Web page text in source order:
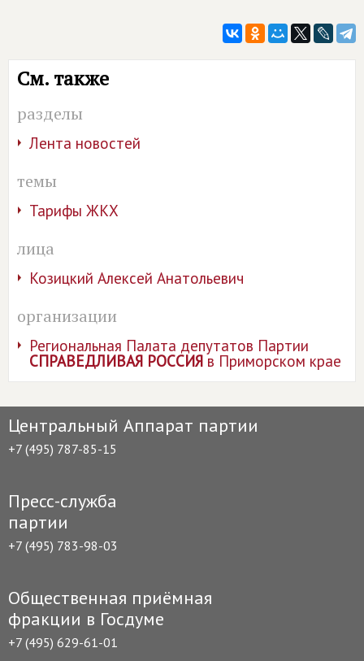
См. также
разделы
Лента новостей
темы
Тарифы ЖКХ
лица
Козицкий Алексей Анатольевич
организации
Региональная Палата депутатов Партии
СПРАВЕДЛИВАЯ РОССИЯв Приморском крае
Центральный Аппарат партии
+7 (495) 787-85-15
Пресс-служба
партии
+7 (495) 783-98-03
Общественная приёмная
фракции в Госдуме
+7 (495) 629-61-01